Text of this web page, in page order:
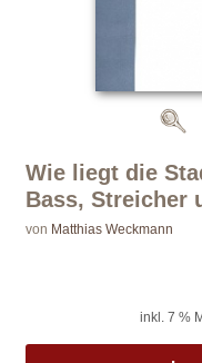
Wie liegt die
Bass, Streicher
von Matthias Weckmann
inkl. 7 %